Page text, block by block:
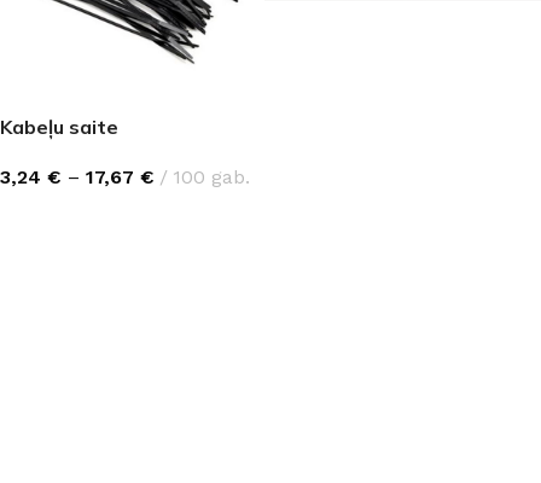
Kabeļu saite
3,24 € – 17,67 € 100 gab.